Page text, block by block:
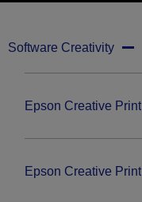
Software Creativity
Epson Creative Print
Epson Creative Print